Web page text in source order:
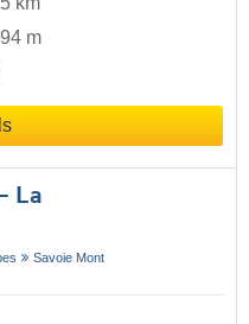
m
La
Savoie Mont